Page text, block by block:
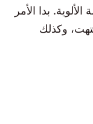
بدا الأمر
وكذلك